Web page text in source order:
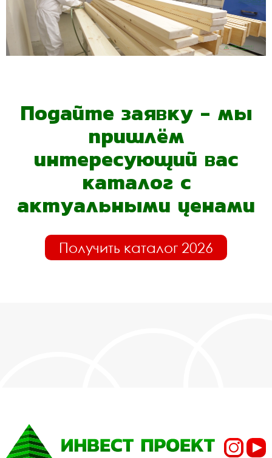
Подайте заявку - мы
пришлём
интересующий вас
каталог с
актуальными ценами
Получить каталог 2026